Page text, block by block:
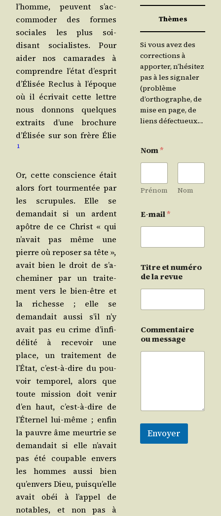
l’homme, peuvent s’ac­
com­mo­der des formes
sociales les plus soi-
disant socia­listes. Pour
aider nos cama­rades à
com­prendre l’é­tat d’es­prit
d’É­li­sée Reclus à l’é­poque
où il écri­vait cette lettre
nous don­nons quelques
extraits d’une bro­chure
d’É­li­sée sur son frère Élie
1
Or, cette conscience était
alors fort tour­men­tée par
les scru­pules. Elle se
deman­dait si un ardent
apôtre de ce Christ « qui
n’a­vait pas même une
pierre où repo­ser sa tête »,
avait bien le droit de s’a­
che­mi­ner par un trai­te­
ment vers le bien-être et
la richesse ; elle se
deman­dait aus­si s’il n’y
avait pas eu crime d’in­fi­
dé­li­té à rece­voir une
place, un trai­te­ment de
l’É­tat, c’est-à-dire du pou­
voir tem­po­rel, alors que
toute mis­sion doit venir
d’en haut, c’est-à-dire de
l’É­ter­nel lui-même ; enfin
la pauvre âme meur­trie se
deman­dait si elle n’a­vait
pas été cou­pable envers
les hommes aus­si bien
qu’en­vers Dieu, puis­qu’elle
avait obéi à l’ap­pel de
notables, et non pas à
Thèmes
Si vous avez des
corrections à
apporter, n’hésitez
pas à les signaler
(problème
d’orthographe, de
mise en page, de
liens défectueux…
Nom*
Prénom Nom
E-mail*
Titre et numéro
de la revue
Commentaire
ou message
Envoyer